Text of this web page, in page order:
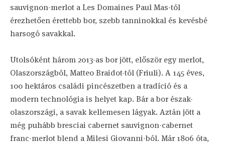
sauvignon-merlot a Les Domaines Paul Mas-tól
érezhetően érettebb bor, szebb tanninokkal és kevésbé
harsogó savakkal.
Utolsóként három 2013-as bor jött, először egy merlot,
Olaszországból, Matteo Braidot-tól (Friuli). A 145 éves,
100 hektáros családi pincészetben a tradíció és a
modern technológia is helyet kap. Bár a bor észak-
olaszországi, a savak kellemesen lágyak. Aztán jött a
még puhább bresciai cabernet sauvignon-cabernet
franc-merlot blend a Milesi Giovanni-ból. Már 1806 óta,